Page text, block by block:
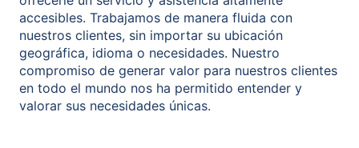
accesibles. Trabajamos de manera fluida con
nuestros clientes, sin importar su ubicación
geográfica, idioma o necesidades. Nuestro
compromiso de generar valor para nuestros clientes
en todo el mundo nos ha permitido entender y
valorar sus necesidades únicas.